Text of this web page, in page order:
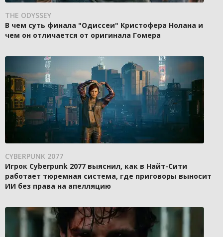
THE ODYSSEY
В чем суть финала "Одиссеи" Кристофера Нолана и
чем он отличается от оригинала Гомера
CYBERPUNK 2077
Игрок Cyberpunk 2077 выяснил, как в Найт-Сити
работает тюремная система, где приговоры выносит
ИИ без права на апелляцию